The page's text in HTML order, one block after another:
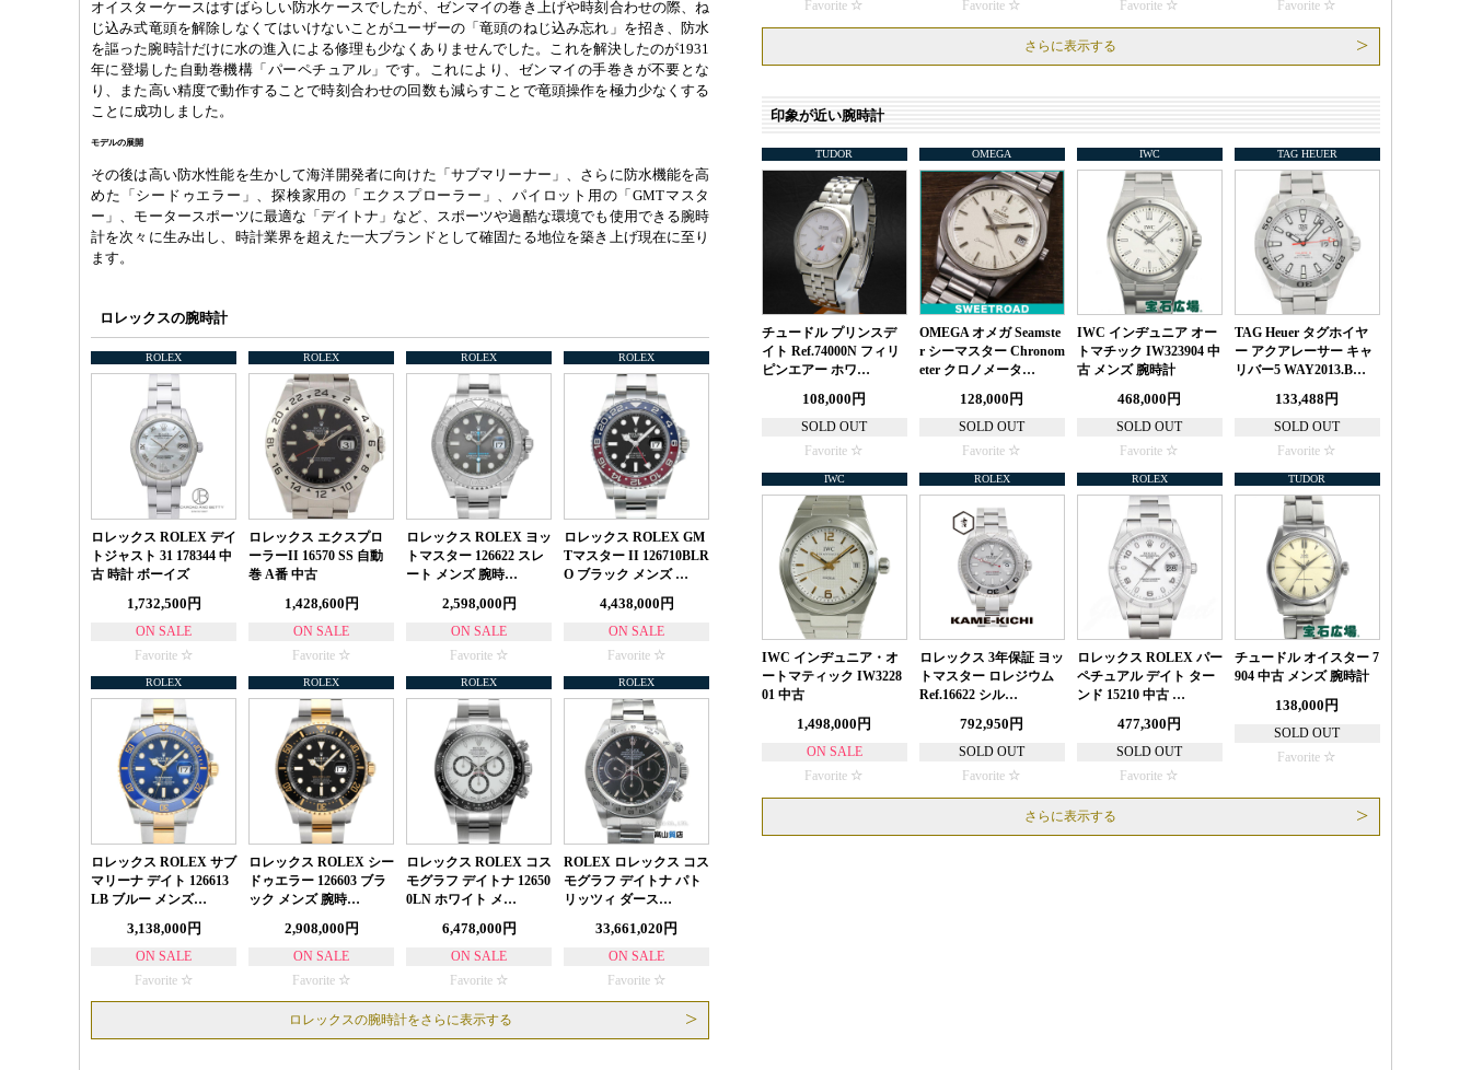
オイスターケースはすばらしい防水ケースでしたが、ゼンマイの巻き上げや時刻合わせの際、ね
じ込み式竜頭を解除しなくてはいけないことがユーザーの「竜頭のねじ込み忘れ」を招き、防水
を謳った腕時計だけに水の進入による修理も少なくありませんでした。これを解決したのが1931
年に登場した自動巻機構「パーペチュアル」です。これにより、ゼンマイの手巻きが不要とな
り、また高い精度で動作することで時刻合わせの回数も減らすことで竜頭操作を極力少なくする
ことに成功しました。
モデルの展開
その後は高い防水性能を生かして海洋開発者に向けた「サブマリーナー」、さらに防水機能を高
めた「シードゥエラー」、探検家用の「エクスプローラー」、パイロット用の「GMTマスタ
ー」、モータースポーツに最適な「デイトナ」など、スポーツや過酷な環境でも使用できる腕時
計を次々に生み出し、時計業界を超えた一大ブランドとして確固たる地位を築き上げ現在に至り
ます。
ロレックスの腕時計
ROLEX
ロレックス ROLEX デイ
トジャスト 31 178344 中
古 時計 ボーイズ
1,732,500円
ON SALE
Favorite
ROLEX
ロレックス エクスプロ
ーラーII 16570 SS 自動
巻 A番 中古
1,428,600円
ON SALE
Favorite
ROLEX
ロレックス ROLEX ヨッ
トマスター 126622 スレ
ート メンズ 腕時…
2,598,000円
ON SALE
Favorite
ROLEX
ロレックス ROLEX GM
Tマスター II 126710BLR
O ブラック メンズ …
4,438,000円
ON SALE
Favorite
ROLEX
ロレックス ROLEX サブ
マリーナ デイト 126613
LB ブルー メンズ…
3,138,000円
ON SALE
Favorite
ROLEX
ロレックス ROLEX シー
ドゥエラー 126603 ブラ
ック メンズ 腕時…
2,908,000円
ON SALE
Favorite
ROLEX
ロレックス ROLEX コス
モグラフ デイトナ 12650
0LN ホワイト メ…
6,478,000円
ON SALE
Favorite
ROLEX
ROLEX ロレックス コス
モグラフ デイトナ パト
リッツィ ダース…
33,661,020円
ON SALE
Favorite
ロレックスの腕時計をさらに表示する
Favorite
Favorite
Favorite
Favorite
さらに表示する
印象が近い腕時計
TUDOR
チュードル プリンスデ
イト Ref.74000N フィリ
ピンエアー ホワ…
108,000円
SOLD OUT
Favorite
OMEGA
OMEGA オメガ Seamste
r シーマスター Chronom
eter クロノメータ…
128,000円
SOLD OUT
Favorite
IWC
IWC インヂュニア オー
トマチック IW323904 中
古 メンズ 腕時計
468,000円
SOLD OUT
Favorite
TAG HEUER
TAG Heuer タグホイヤ
ー アクアレーサー キャ
リバー5 WAY2013.B…
133,488円
SOLD OUT
Favorite
IWC
IWC インヂュニア・オ
ートマティック IW3228
01 中古
1,498,000円
ON SALE
Favorite
ROLEX
ロレックス 3年保証 ヨッ
トマスター ロレジウム
Ref.16622 シル…
792,950円
SOLD OUT
Favorite
ROLEX
ロレックス ROLEX パー
ペチュアル デイト ター
ンド 15210 中古 …
477,300円
SOLD OUT
Favorite
TUDOR
チュードル オイスター 7
904 中古 メンズ 腕時計
138,000円
SOLD OUT
Favorite
さらに表示する